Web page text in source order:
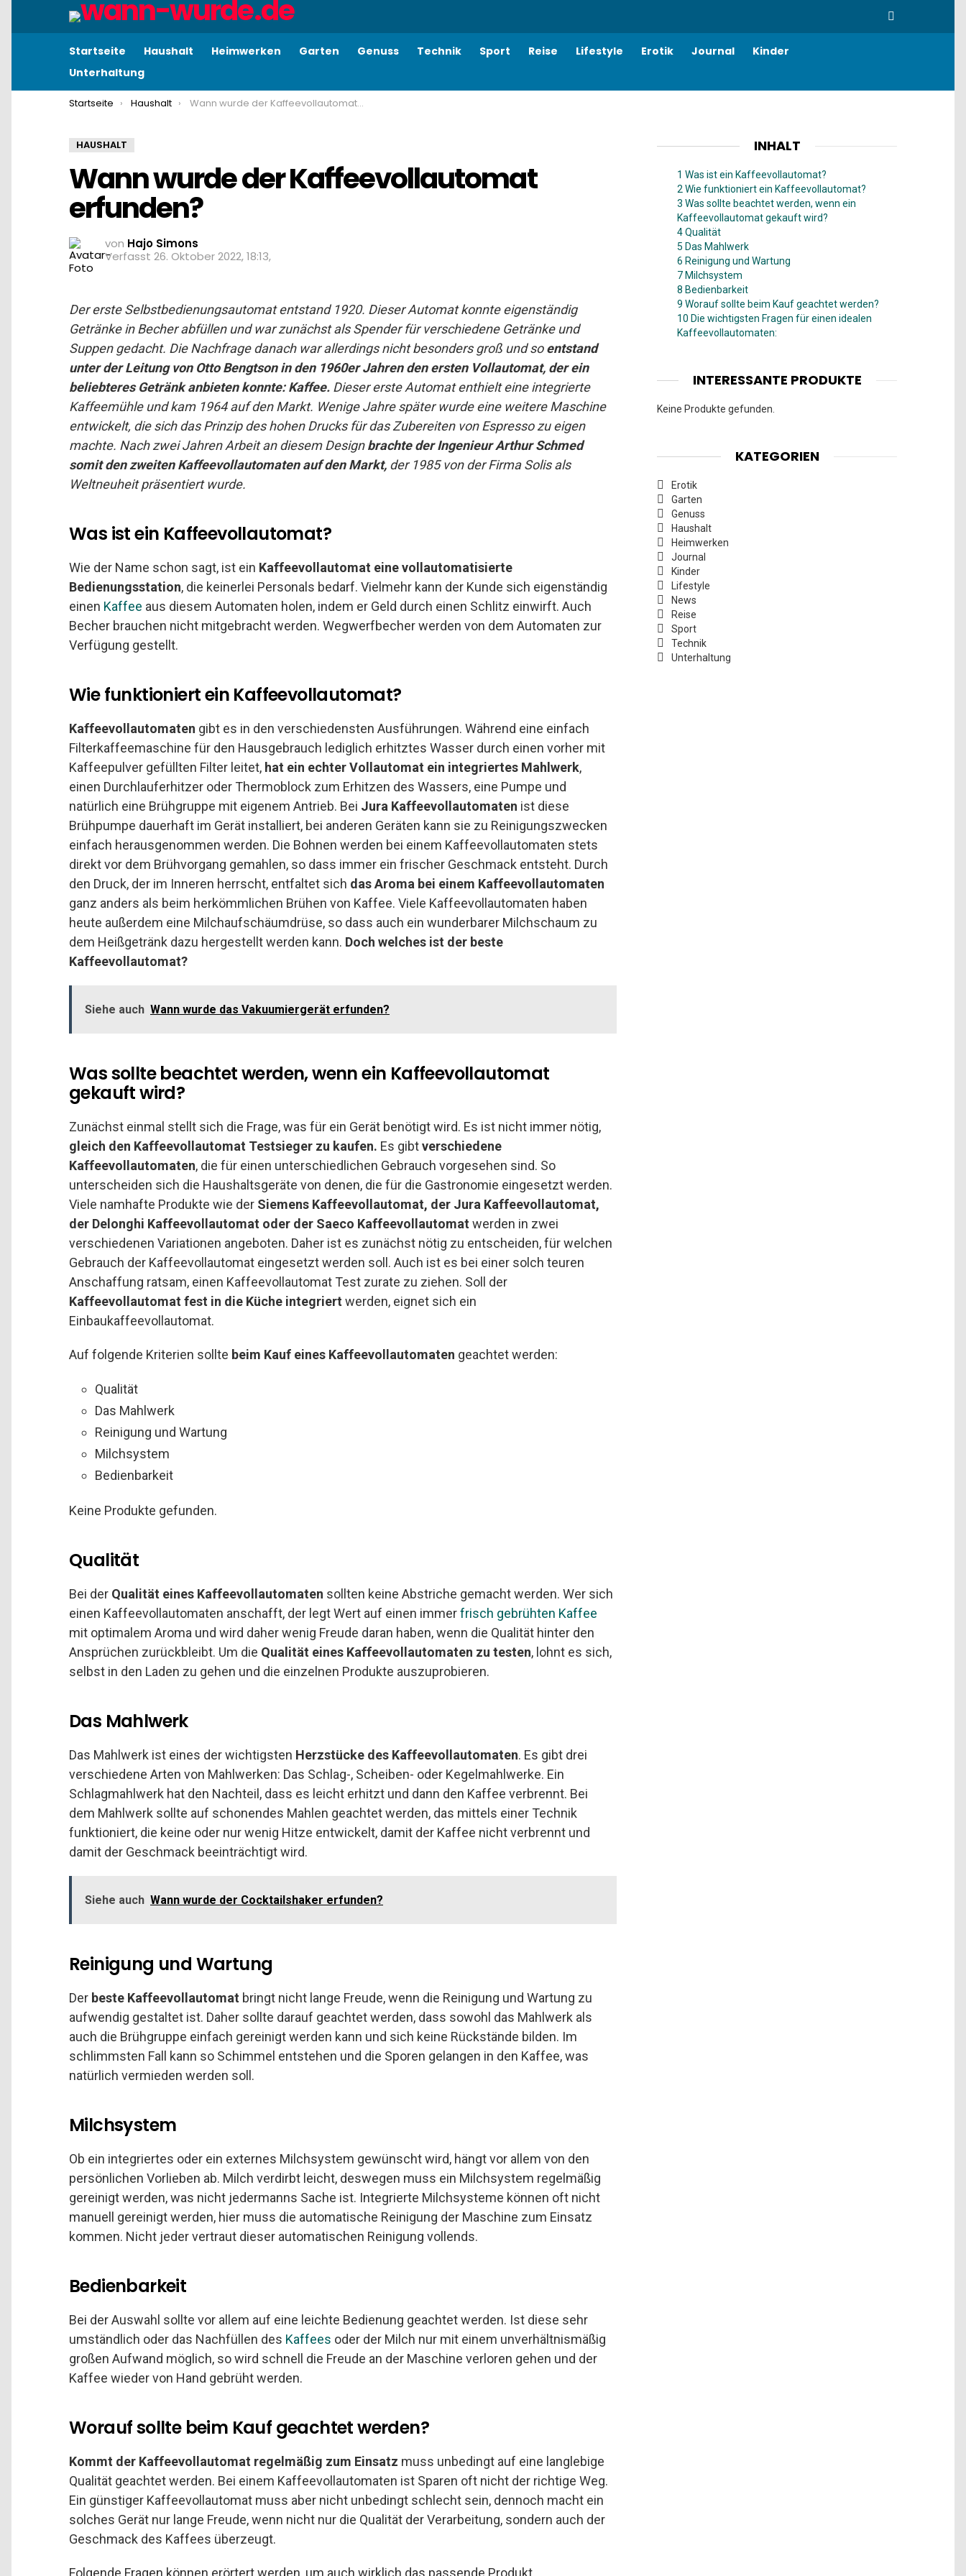
Startseite Haushalt Heimwerken Garten Genuss Technik Sport Reise Lifestyle Erotik Journal
Kinder
Unterhaltung
You are here:
Startseite Haushalt Wann wurde der Kaffeevollautomat erfunden?
HAUSHALT
Wann wurde der Kaffeevollautomat
erfunden?
von Hajo Simons
26. Oktober 2022, 18:13
Der erste Selbstbedienungsautomat entstand 1920. Dieser Automat konnte eigenständig
Getränke in Becher abfüllen und war zunächst als Spender für verschiedene Getränke und
Suppen gedacht. Die Nachfrage danach war allerdings nicht besonders groß und soentstand
unter der Leitung von Otto Bengtson in den 1960er Jahren den ersten Vollautomat, der ein
beliebteres Getränk anbieten konnte: Kaffee. Dieser erste Automat enthielt eine integrierte
Kaffeemühle und kam 1964 auf den Markt. Wenige Jahre später wurde eine weitere Maschine
entwickelt, die sich das Prinzip des hohen Drucks für das Zubereiten von Espresso zu eigen
machte. Nach zwei Jahren Arbeit an diesem Designbrachte der Ingenieur Arthur Schmed
somit den zweiten Kaffeevollautomaten auf den Markt, der 1985 von der Firma Solis als
Weltneuheit präsentiert wurde.
Was ist ein Kaffeevollautomat?
Wie der Name schon sagt, ist ein Kaffeevollautomat eine vollautomatisierte
Bedienungsstation, die keinerlei Personals bedarf. Vielmehr kann der Kunde sich eigenständig
einen Kaffee aus diesem Automaten holen, indem er Geld durch einen Schlitz einwirft. Auch
Becher brauchen nicht mitgebracht werden. Wegwerfbecher werden von dem Automaten zur
Verfügung gestellt.
Wie funktioniert ein Kaffeevollautomat?
Kaffeevollautomaten gibt es in den verschiedensten Ausführungen. Während eine einfach
Filterkaffeemaschine für den Hausgebrauch lediglich erhitztes Wasser durch einen vorher mit
Kaffeepulver gefüllten Filter leitet, hat ein echter Vollautomat ein integriertes Mahlwerk,
einen Durchlauferhitzer oder Thermoblock zum Erhitzen des Wassers, eine Pumpe und
natürlich eine Brühgruppe mit eigenem Antrieb. Bei Jura Kaffeevollautomaten ist diese
Brühpumpe dauerhaft im Gerät installiert, bei anderen Geräten kann sie zu Reinigungszwecken
einfach herausgenommen werden. Die Bohnen werden bei einem Kaffeevollautomaten stets
direkt vor dem Brühvorgang gemahlen, so dass immer ein frischer Geschmack entsteht. Durch
den Druck, der im Inneren herrscht, entfaltet sich das Aroma bei einem Kaffeevollautomaten
ganz anders als beim herkömmlichen Brühen von Kaffee. Viele Kaffeevollautomaten haben
heute außerdem eine Milchaufschäumdrüse, so dass auch ein wunderbarer Milchschaum zu
dem Heißgetränk dazu hergestellt werden kann. Doch welches ist der beste
Kaffeevollautomat?
Siehe auch Wann wurde das Vakuumiergerät erfunden?
Was sollte beachtet werden, wenn ein Kaffeevollautomat
gekauft wird?
Zunächst einmal stellt sich die Frage, was für ein Gerät benötigt wird. Es ist nicht immer nötig,
gleich den Kaffeevollautomat Testsieger zu kaufen. Es gibtverschiedene
Kaffeevollautomaten, die für einen unterschiedlichen Gebrauch vorgesehen sind. So
unterscheiden sich die Haushaltsgeräte von denen, die für die Gastronomie eingesetzt werden.
Viele namhafte Produkte wie der Siemens Kaffeevollautomat, der Jura Kaffeevollautomat,
der Delonghi Kaffeevollautomat oder der Saeco Kaffeevollautomat werden in zwei
verschiedenen Variationen angeboten. Daher ist es zunächst nötig zu entscheiden, für welchen
Gebrauch der Kaffeevollautomat eingesetzt werden soll. Auch ist es bei einer solch teuren
Anschaffung ratsam, einen Kaffeevollautomat Test zurate zu ziehen. Soll der
Kaffeevollautomat fest in die Küche integriert werden, eignet sich ein
Einbaukaffeevollautomat.
Auf folgende Kriterien sollte beim Kauf eines Kaffeevollautomaten geachtet werden:
Qualität
Das Mahlwerk
Reinigung und Wartung
Milchsystem
Bedienbarkeit
Keine Produkte gefunden.
Qualität
Bei der Qualität eines Kaffeevollautomaten sollten keine Abstriche gemacht werden. Wer sich
einen Kaffeevollautomaten anschafft, der legt Wert auf einen immerfrisch gebrühten Kaffee
mit optimalem Aroma und wird daher wenig Freude daran haben, wenn die Qualität hinter den
Ansprüchen zurückbleibt. Um die Qualität eines Kaffeevollautomaten zu testen, lohnt es sich,
selbst in den Laden zu gehen und die einzelnen Produkte auszuprobieren.
Das Mahlwerk
Das Mahlwerk ist eines der wichtigsten Herzstücke des Kaffeevollautomaten. Es gibt drei
verschiedene Arten von Mahlwerken: Das Schlag-, Scheiben- oder Kegelmahlwerke. Ein
Schlagmahlwerk hat den Nachteil, dass es leicht erhitzt und dann den Kaffee verbrennt. Bei
dem Mahlwerk sollte auf schonendes Mahlen geachtet werden, das mittels einer Technik
funktioniert, die keine oder nur wenig Hitze entwickelt, damit der Kaffee nicht verbrennt und
damit der Geschmack beeinträchtigt wird.
Siehe auch Wann wurde der Cocktailshaker erfunden?
Reinigung und Wartung
Der beste Kaffeevollautomat bringt nicht lange Freude, wenn die Reinigung und Wartung zu
aufwendig gestaltet ist. Daher sollte darauf geachtet werden, dass sowohl das Mahlwerk als
auch die Brühgruppe einfach gereinigt werden kann und sich keine Rückstände bilden. Im
schlimmsten Fall kann so Schimmel entstehen und die Sporen gelangen in den Kaffee, was
natürlich vermieden werden soll.
Milchsystem
Ob ein integriertes oder ein externes Milchsystem gewünscht wird, hängt vor allem von den
persönlichen Vorlieben ab. Milch verdirbt leicht, deswegen muss ein Milchsystem regelmäßig
gereinigt werden, was nicht jedermanns Sache ist. Integrierte Milchsysteme können oft nicht
manuell gereinigt werden, hier muss die automatische Reinigung der Maschine zum Einsatz
kommen. Nicht jeder vertraut dieser automatischen Reinigung vollends.
Bedienbarkeit
Bei der Auswahl sollte vor allem auf eine leichte Bedienung geachtet werden. Ist diese sehr
umständlich oder das Nachfüllen des Kaffees oder der Milch nur mit einem unverhältnismäßig
großen Aufwand möglich, so wird schnell die Freude an der Maschine verloren gehen und der
Kaffee wieder von Hand gebrüht werden.
Worauf sollte beim Kauf geachtet werden?
Kommt der Kaffeevollautomat regelmäßig zum Einsatz muss unbedingt auf eine langlebige
Qualität geachtet werden. Bei einem Kaffeevollautomaten ist Sparen oft nicht der richtige Weg.
Ein günstiger Kaffeevollautomat muss aber nicht unbedingt schlecht sein, dennoch macht ein
solches Gerät nur lange Freude, wenn nicht nur die Qualität der Verarbeitung, sondern auch der
Geschmack des Kaffees überzeugt.
Folgende Fragen können erörtert werden, um auch wirklich das passende Produkt
INHALT
1 Was ist ein Kaffeevollautomat?
2 Wie funktioniert ein Kaffeevollautomat?
3 Was sollte beachtet werden, wenn ein
Kaffeevollautomat gekauft wird?
4 Qualität
5 Das Mahlwerk
6 Reinigung und Wartung
7 Milchsystem
8 Bedienbarkeit
9 Worauf sollte beim Kauf geachtet werden?
10 Die wichtigsten Fragen für einen idealen
Kaffeevollautomaten:
INTERESSANTE PRODUKTE
Keine Produkte gefunden.
KATEGORIEN
Erotik
Garten
Genuss
Haushalt
Heimwerken
Journal
Kinder
Lifestyle
News
Reise
Sport
Technik
Unterhaltung